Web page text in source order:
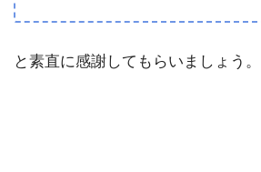
と素直に感謝してもらいましょう。